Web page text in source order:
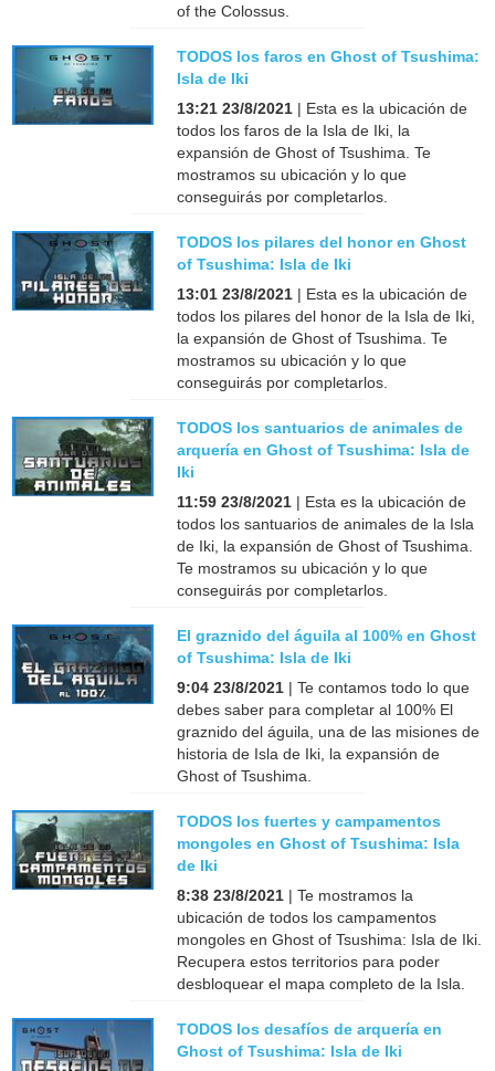
of the Colossus.
TODOS los faros en Ghost of Tsushima:
Isla de Iki
13:21 23/8/2021 | Esta es la ubicación de
todos los faros de la Isla de Iki, la
expansión de Ghost of Tsushima. Te
mostramos su ubicación y lo que
conseguirás por completarlos.
TODOS los pilares del honor en Ghost
of Tsushima: Isla de Iki
13:01 23/8/2021 | Esta es la ubicación de
todos los pilares del honor de la Isla de Iki,
la expansión de Ghost of Tsushima. Te
mostramos su ubicación y lo que
conseguirás por completarlos.
TODOS los santuarios de animales de
arquería en Ghost of Tsushima: Isla de
Iki
11:59 23/8/2021 | Esta es la ubicación de
todos los santuarios de animales de la Isla
de Iki, la expansión de Ghost of Tsushima.
Te mostramos su ubicación y lo que
conseguirás por completarlos.
El graznido del águila al 100% en Ghost
of Tsushima: Isla de Iki
9:04 23/8/2021 | Te contamos todo lo que
debes saber para completar al 100% El
graznido del águila, una de las misiones de
historia de Isla de Iki, la expansión de
Ghost of Tsushima.
TODOS los fuertes y campamentos
mongoles en Ghost of Tsushima: Isla
de Iki
8:38 23/8/2021 | Te mostramos la
ubicación de todos los campamentos
mongoles en Ghost of Tsushima: Isla de Iki.
Recupera estos territorios para poder
desbloquear el mapa completo de la Isla.
TODOS los desafíos de arquería en
Ghost of Tsushima: Isla de Iki